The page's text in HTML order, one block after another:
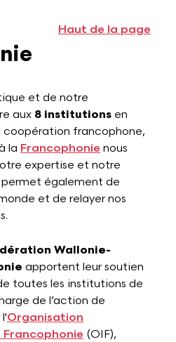
Haut de la page
et de notre
aux 8 institutions en
coopération francophone,
la Francophonie nous
expertise et notre
permet également de
et de relayer nos
Wallonie-
apportent leur soutien
toutes les institutions de
de l’action de
Organisation
(OIF),